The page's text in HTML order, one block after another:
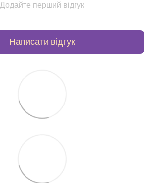
Додайте перший відгук
Написати відгук